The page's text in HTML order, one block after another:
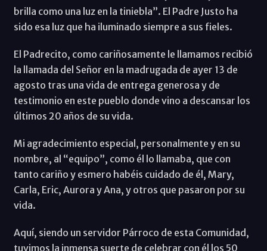
brilla como una luz en la tiniebla”. El Padre Justo ha
sido esa luz que ha iluminado siempre a sus fieles.
El Padrecito, como cariñosamente le llamamos recibió
la llamada del Señor en la madrugada de ayer 13 de
agosto tras una vida de entrega generosa y de
testimonio en este pueblo donde vino a descansar los
últimos 20 años de su vida.
Mi agradecimiento especial, personalmente y en su
nombre, al “equipo”, como él lo llamaba, que con
tanto cariño y esmero habéis cuidado de él, Mary,
Carla, Eric, Aurora y Ana, y otros que pasaron por su
vida.
Aquí, siendo un servidor Párroco de esta Comunidad,
tuvimos la inmensa suerte de celebrar con él los 50